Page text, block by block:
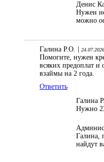
Денис
Нужен
можно
Галина Р.О. | 24.07.2026
Помогите, нужен
всяких предоплат и
взаймы на 2 года.
Ответить
Галина
Нужно
Галина,
найдут